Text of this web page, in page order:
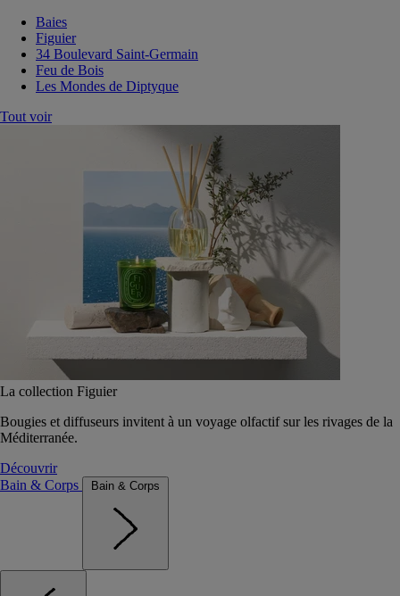
Baies
Figuier
34 Boulevard Saint-Germain
Feu de Bois
Les Mondes de Diptyque
Tout voir
La collection Figuier
Bougies et diffuseurs invitent à un voyage olfactif sur les rivages de la
Méditerranée.
Découvrir
Bain & Corps
Bain & Corps